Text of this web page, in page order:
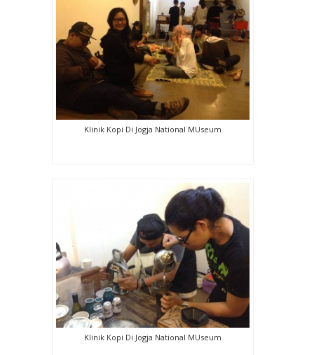
Klinik Kopi Di Jogja National MUseum
Klinik Kopi Di Jogja National MUseum